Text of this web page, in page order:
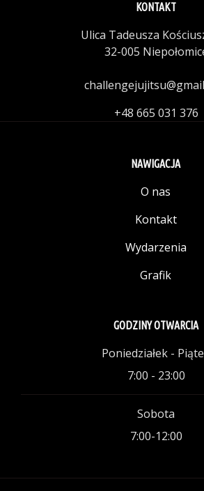
KONTAKT
Ulica Tadeusza
32-005
+48 665 031 376
NAWIGACJA
O nas
Kontakt
Wydarzenia
Grafik
GODZINY OTWARCIA
Poniedziałek -
7:00 - 23:00
Sobota
7:00-12:00